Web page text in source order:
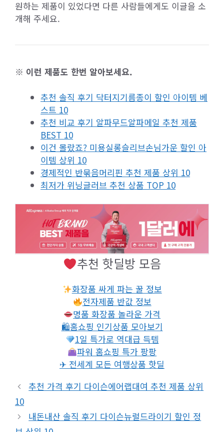
원하는 제품이 있었다면 다른 사람들에게도 이글을 소
개해 주세요.
※ 이런 제품도 한번 알아보세요.
추천 솔직 후기 닥터지기름종이 할인 아이템 베
스트 10
추천 비교 후기 알파무드알파메일 추천 제품
BEST 10
이건 몰랐죠? 미용실롱슬리브손님가운 할인 아
이템 상위 10
경제적인 반묶음머리핀 추천 제품 상위 10
최저가 위닝글러브 추천 상품 TOP 10
추천 핫딜방 모음
화장품 싸게 파는 꿀 정보
전자제품 반값 정보
명품 화장품 놀라운 가격
🛍홈쇼핑 인기상품 모아보기
1일 특가로 역대급 득템
파워 홈쇼핑 특가 팡팡
✈ 전세계 모든 여행상품 핫딜
추천 가격 후기 다이슨에어랩대여 추천 제품 상위
10
내돈내산 솔직 후기 다이슨뉴럴드라이기 할인 정